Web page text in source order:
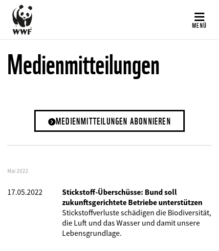
Direkt
zum
Inhalt
MENÜ
Medienmitteilungen
MEDIENMITTEILUNGEN ABONNIEREN
Mai 2022
17.05.2022
Stickstoff-Überschüsse: Bund soll
zukunftsgerichtete Betriebe unterstützen
Stickstoffverluste schädigen die Biodiversität,
die Luft und das Wasser und damit unsere
Lebensgrundlage.